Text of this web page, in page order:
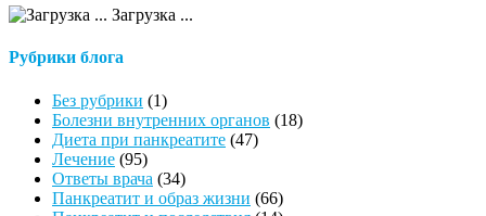
Загрузка ...
Рубрики блога
Без рубрики (1)
Болезни внутренних органов (18)
Диета при панкреатите (47)
Лечение (95)
Ответы врача (34)
Панкреатит и образ жизни (66)